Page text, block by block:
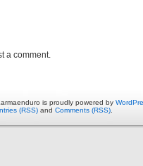
a comment.
is proudly powered by
(RSS) and Comments (RSS)